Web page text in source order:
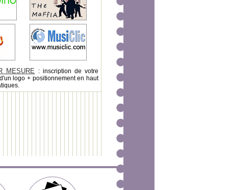
MESURE : inscription de votre
logo + positionnement en haut